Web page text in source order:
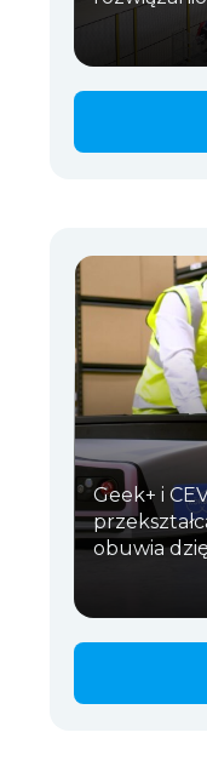
Geek+ i
obuwia